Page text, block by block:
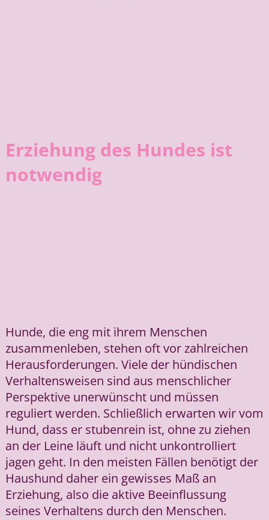
Erziehung des Hundes ist
notwendig
Hunde, die eng mit ihrem Menschen
zusammenleben, stehen oft vor zahlreichen
Herausforderungen. Viele der hündischen
Verhaltensweisen sind aus menschlicher
Perspektive unerwünscht und müssen
reguliert werden. Schließlich erwarten wir vom
Hund, dass er stubenrein ist, ohne zu ziehen
an der Leine läuft und nicht unkontrolliert
jagen geht. In den meisten Fällen benötigt der
Haushund daher ein gewisses Maß an
Erziehung, also die aktive Beeinflussung
seines Verhaltens durch den Menschen.